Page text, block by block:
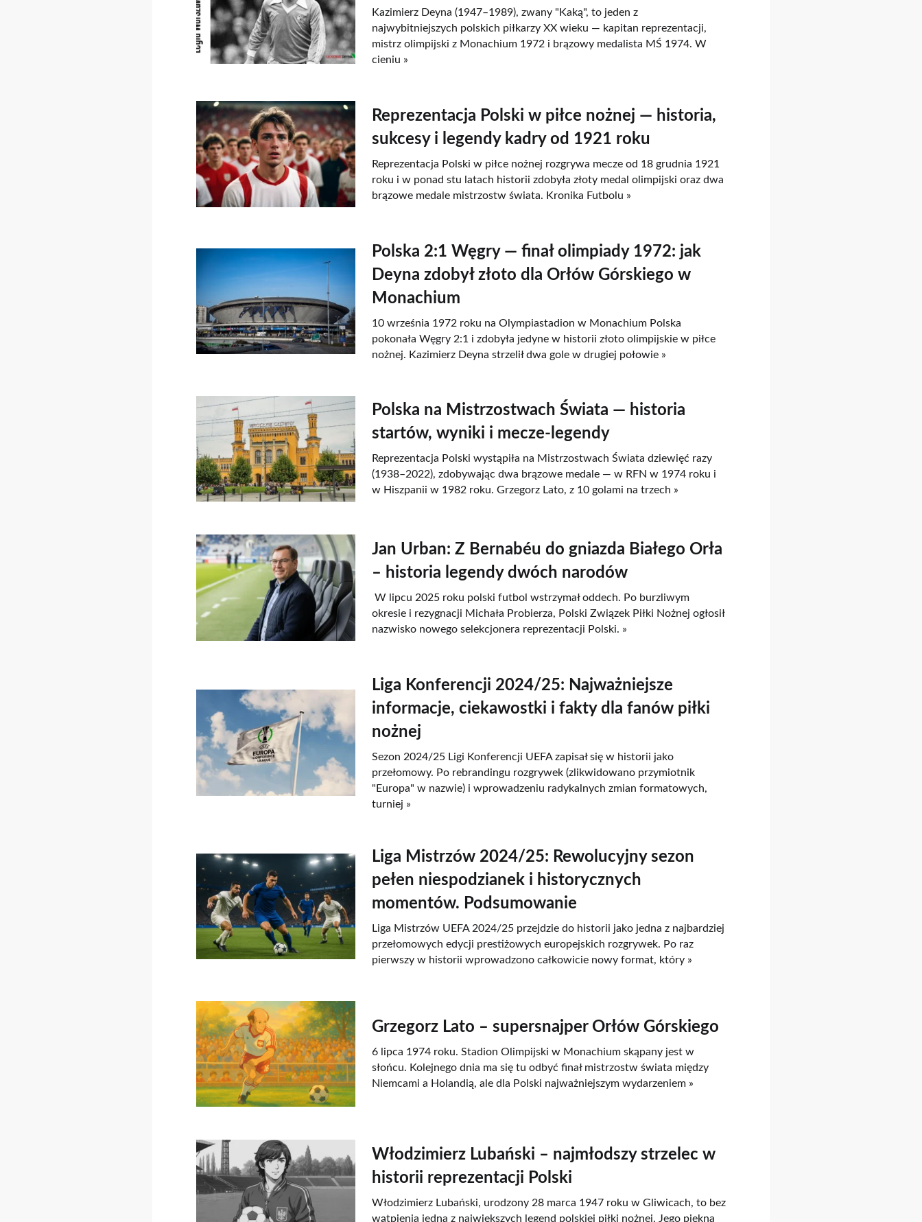
Kazimierz Deyna (1947–1989), zwany "Kaką", to jeden z
najwybitniejszych polskich piłkarzy XX wieku — kapitan reprezentacji,
mistrz olimpijski z Monachium 1972 i brązowy medalista MŚ 1974. W
cieniu »
Reprezentacja Polski w piłce nożnej — historia,
sukcesy i legendy kadry od 1921 roku
Reprezentacja Polski w piłce nożnej rozgrywa mecze od 18 grudnia 1921
roku i w ponad stu latach historii zdobyła złoty medal olimpijski oraz dwa
brązowe medale mistrzostw świata. Kronika Futbolu »
Polska 2:1 Węgry — finał olimpiady 1972: jak
Deyna zdobył złoto dla Orłów Górskiego w
Monachium
10 września 1972 roku na Olympiastadion w Monachium Polska
pokonała Węgry 2:1 i zdobyła jedyne w historii złoto olimpijskie w piłce
nożnej. Kazimierz Deyna strzelił dwa gole w drugiej połowie »
Polska na Mistrzostwach Świata — historia
startów, wyniki i mecze-legendy
Reprezentacja Polski wystąpiła na Mistrzostwach Świata dziewięć razy
(1938–2022), zdobywając dwa brązowe medale — w RFN w 1974 roku i
w Hiszpanii w 1982 roku. Grzegorz Lato, z 10 golami na trzech »
Jan Urban: Z Bernabéu do gniazda Białego Orła
– historia legendy dwóch narodów
W lipcu 2025 roku polski futbol wstrzymał oddech. Po burzliwym
okresie i rezygnacji Michała Probierza, Polski Związek Piłki Nożnej ogłosił
nazwisko nowego selekcjonera reprezentacji Polski. »
Liga Konferencji 2024/25: Najważniejsze
informacje, ciekawostki i fakty dla fanów piłki
nożnej
Sezon 2024/25 Ligi Konferencji UEFA zapisał się w historii jako
przełomowy. Po rebrandingu rozgrywek (zlikwidowano przymiotnik
"Europa" w nazwie) i wprowadzeniu radykalnych zmian formatowych,
turniej »
Liga Mistrzów 2024/25: Rewolucyjny sezon
pełen niespodzianek i historycznych
momentów. Podsumowanie
Liga Mistrzów UEFA 2024/25 przejdzie do historii jako jedna z najbardziej
przełomowych edycji prestiżowych europejskich rozgrywek. Po raz
pierwszy w historii wprowadzono całkowicie nowy format, który »
Grzegorz Lato – supersnajper Orłów Górskiego
6 lipca 1974 roku. Stadion Olimpijski w Monachium skąpany jest w
słońcu. Kolejnego dnia ma się tu odbyć finał mistrzostw świata między
Niemcami a Holandią, ale dla Polski najważniejszym wydarzeniem »
Włodzimierz Lubański – najmłodszy strzelec w
historii reprezentacji Polski
Włodzimierz Lubański, urodzony 28 marca 1947 roku w Gliwicach, to bez
wątpienia jedna z największych legend polskiej piłki nożnej. Jego piękna